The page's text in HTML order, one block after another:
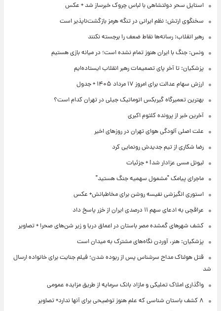
استایل سحر دولتشاهی با لباس چروک خبرساز شد + عکس
سخنگوی ارتش: نظم ایرانی در تنگه هرمز بازگشت‌ناپذیر است
رهبر انقلاب: رسانه‌ها نقاط ضعف را برجسته نکنند
ونس: جنگ با ایران هنوز تمام نشده است؛ در میانه بازی هستیم
پزشکیان: تا آخر پای تصمیمات رهبر انقلاب ایستاده‌ایم
ارزش سهام عدالت برای امروز ۱۷ مرداد ۱۴۰۵ + جدول
بهترین تعمیرگاه گیربکس اتوماتیک جیلی در تهران کدام است؟
آخرین خبر از پرونده کلثوم اکبری
علت اصلی آلودگی هوای تهران در روزهای اخیر
رضا شکاری از تیم جدیدش رونمایی کرد
لیونل مسی عزادار شد! + جزئیات
ماجرای پیامک "مشمول سهمیه جنگ هستید"
استوری انگیزشی نفیسه روشن برای مخاطبانش+ عکس
عراقچی به ادعای سهم ۱۱ درصدی ایران از خزر پاسخ داد
کشف شهرهای گمشده مصر باستان در اعماق دریا و زیر شن‌های صحرا + تصاویر
پزشکیان: هنر، آوردن نگاه‌های مشترک به میدان است
قتل هولناک مداح سرشناس پس از ربوده شدن؛ فیلم جنایت برای خانواده ارسال
شد
واگذاری املاک تملیکی و مازاد بانک سرمایه از طریق مزایده عمومی
۸ کشف باستان شناسی که علم هنوز توضیحی برای آنها ندارد+ تصاویر